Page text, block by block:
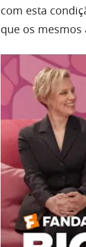
com esta
que os